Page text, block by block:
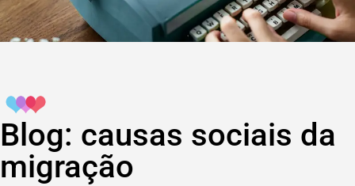
Blog: causas sociais da
migração